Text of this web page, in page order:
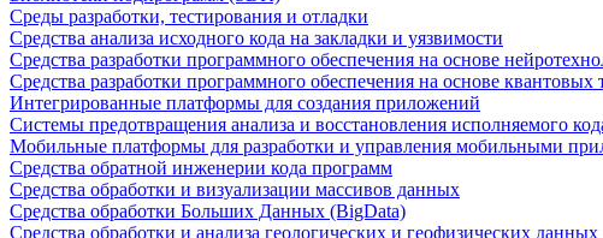
Среды разработки, тестирования и отладки
Средства анализа исходного кода на закладки и уязвимости
Средства разработки программного обеспечения на основе
Средства разработки программного обеспечения на основе квантовых
Интегрированные платформы для создания приложений
Системы предотвращения анализа и восстановления исполняемого
Мобильные платформы для разработки и управления мобильными
Средства обратной инженерии кода программ
Средства обработки и визуализации массивов данных
Средства обработки Больших Данных (BigData)
Средства обработки и анализа геологических и геофизических данных